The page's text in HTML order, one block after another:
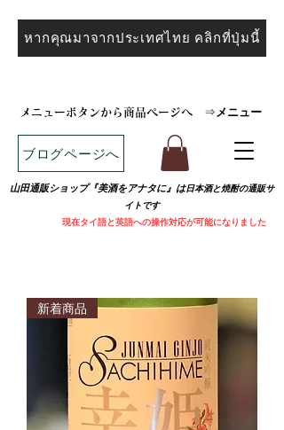
หากคุณมาจากประเทศไทย คลิกที่ปุ่มนี้
メニューボタンから商品ページへ ⇒ メニュー
ブログページへ
山田通販ショップ『美酒をアナタに』は日本酒と焼酎の通販サ
イトです
現在タイ語と英語への操作対応が可能になりました
新着商品